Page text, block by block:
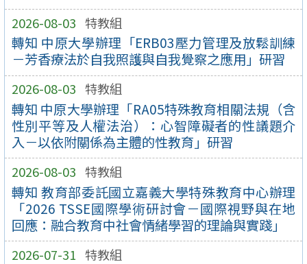
2026-08-03 特教組
轉知 中原大學辦理「ERB03壓力管理及放鬆訓練
－芳香療法於自我照護與自我覺察之應用」研習
2026-08-03 特教組
轉知 中原大學辦理「RA05特殊教育相關法規（含
性別平等及人權法治）：心智障礙者的性議題介
入－以依附關係為主體的性教育」研習
2026-08-03 特教組
轉知 教育部委託國立嘉義大學特殊教育中心辦理
「2026 TSSE國際學術研討會－國際視野與在地
回應：融合教育中社會情緒學習的理論與實踐」
2026-07-31 特教組